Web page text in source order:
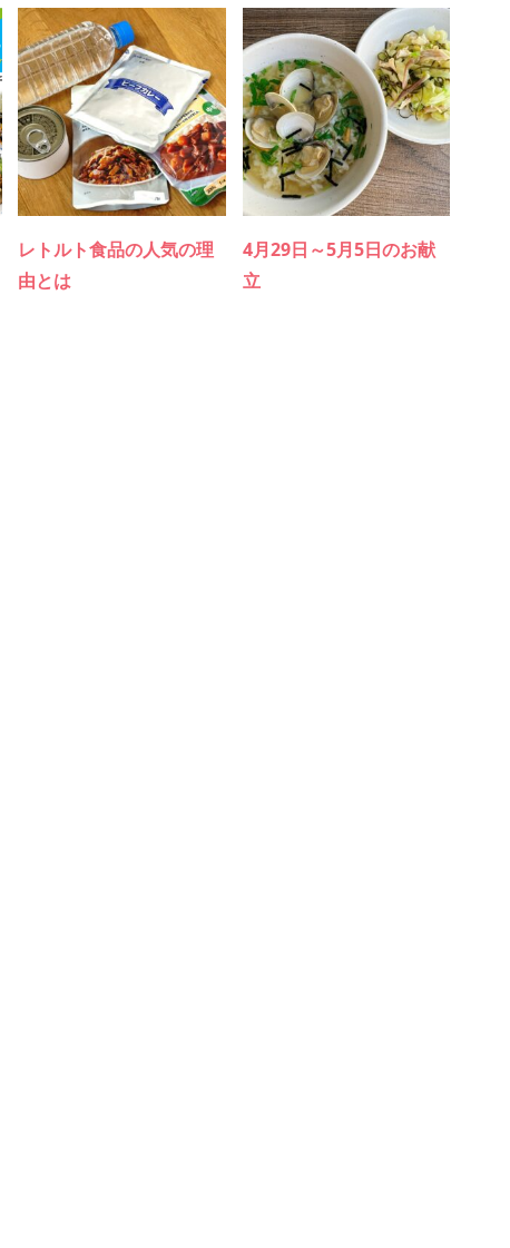
レトルト食品の人気の理
由とは
4月29日～5月5日のお献
立